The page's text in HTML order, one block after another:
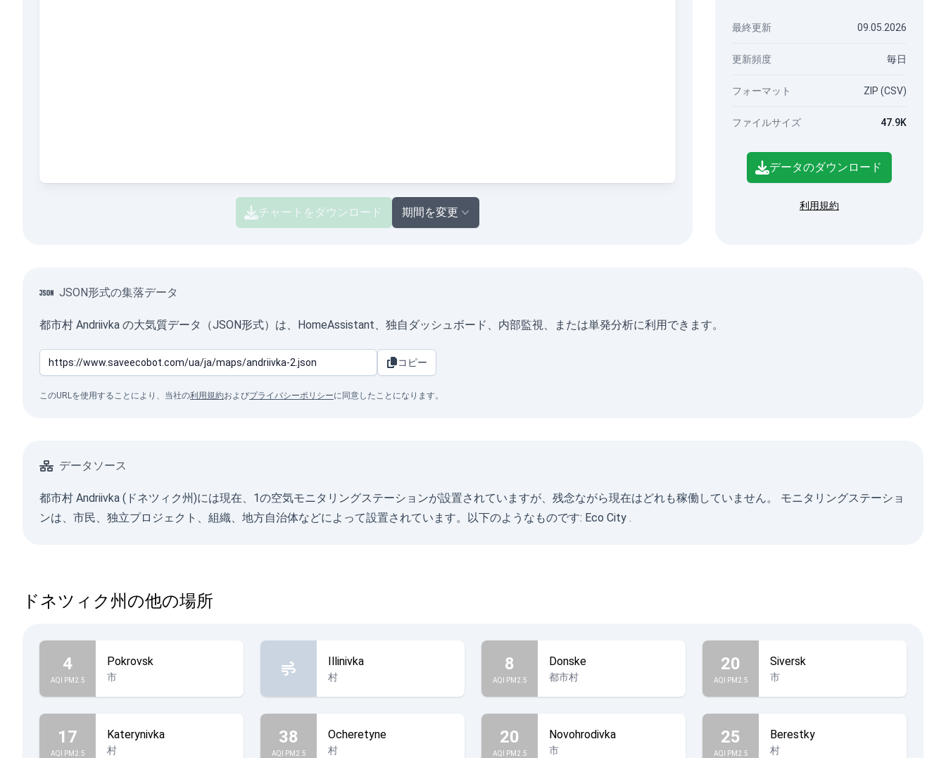
チャートをダウンロード 期間を変更
最終更新 09.05.2026
更新頻度 毎日
フォーマット ZIP (CSV)
ファイルサイズ 47.9K
データのダウンロード
利用規約
JSON形式の集落データ
都市村 Andriivka の大気質データ（JSON形式）は、HomeAssistant、独自ダッシュボード、内部監視、または単発分析に利用できます。
コピー
このURLを使用することにより、当社の利用規約およびプライバシーポリシーに同意したことになります。
データソース
都市村 Andriivka (ドネツィク州)には現在、1の空気モニタリングステーションが設置されていますが、残念ながら現在はどれも稼働していません。 モニタリングステーショ
ンは、市民、独立プロジェクト、組織、地方自治体などによって設置されています。以下のようなものです: Eco City .
ドネツィク州の他の場所
4
AQI PM2.5
Pokrovsk
市
Illinivka
村
8
AQI PM2.5
Donske
都市村
20
AQI PM2.5
Siversk
市
17
AQI PM2.5
Katerynivka
村
38
AQI PM2.5
Ocheretyne
村
20
AQI PM2.5
Novohrodivka
市
25
AQI PM2.5
Berestky
村